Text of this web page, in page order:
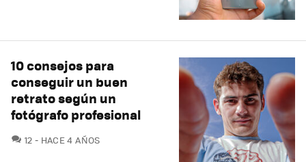
10 consejos para
conseguir un buen
retrato según un
fotógrafo profesional
12 COMENTARIOS
HACE 4 AÑOS